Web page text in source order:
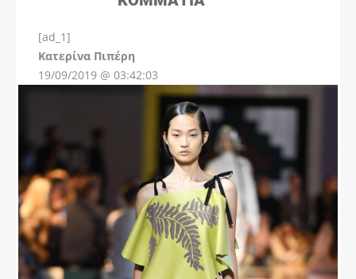
[ad_1]
Kατερίνα Πιπέρη
19/09/2019 @ 03:42:03